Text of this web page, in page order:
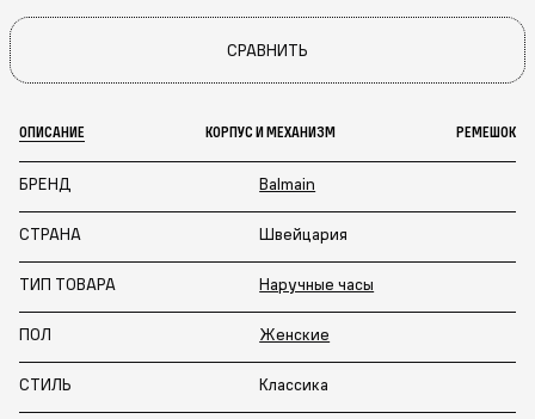
СРАВНИТЬ
ОПИСАНИЕ КОРПУС И МЕХАНИЗМ РЕМЕШОК
БРЕНД Balmain
СТРАНА Швейцария
ТИП ТОВАРА Наручные часы
ПОЛ Женские
СТИЛЬ Классика